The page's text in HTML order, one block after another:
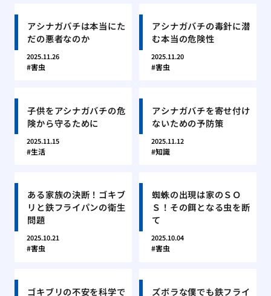
アシナガバチは本当にた
だの悪者なのか
2025.11.26
害虫
アシナガバチの毒針に潜
む本当の危険性
2025.11.20
害虫
子供をアシナガバチの危
険から守るために
2025.11.15
生活
アシナガバチを寄せ付け
ないための予防策
2025.11.12
知識
ある家族の決断！ゴキブ
リと鉄フライパンの衛生
問題
2025.10.21
害虫
蜘蛛の出現は家のＳＯ
Ｓ！その餌となる虫を断
て
2025.10.04
害虫
ゴキブリの不安を科学で
ズボラな僕でも鉄フライ